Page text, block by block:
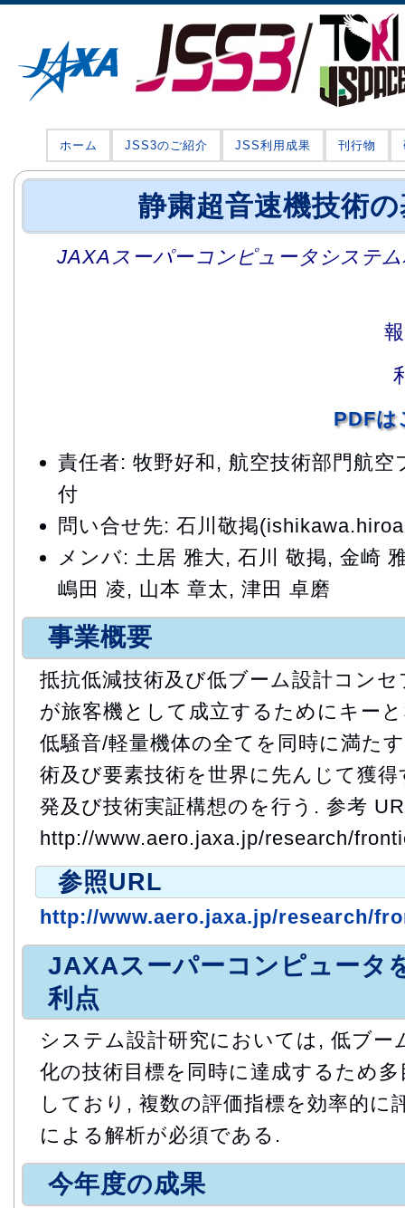
ホーム JSS3のご紹介 JSS利用成果 刊行物
静粛超音速機技術
JAXAスーパーコンピュータシステ
PDFは
責任者: 牧野好和, 航空技術部門航
付
問い合せ先: 石川敬掲
メンバ: 土居 雅大, 石川 敬掲, 金崎
嶋田 凌, 山本 章太, 津田 卓磨
事業概要
抵抗低減技術及び低ブーム設計コン
が旅客機として成立するためにキー
低騒音/軽量機体の全てを同時に満た
術及び要素技術を世界に先んじて獲
発及び技術実証構想のを行う. 参考
http://www.aero.jaxa.jp/research/
参照URL
http://www.aero.jaxa.jp/research/
JAXAスーパーコンピュータ
利点
システム設計研究においては, 低ブー
化の技術目標を同時に達成するため
しており, 複数の評価指標を効率的に
による解析が必須である.
今年度の成果